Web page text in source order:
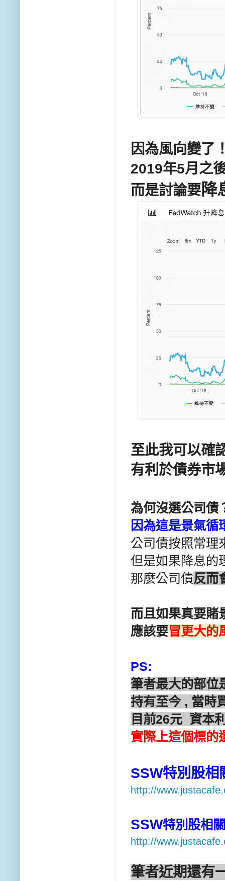
因為風向變了
2019年5月之
而是討論要降
至此我可以確
有利於債券市
為何沒選公司債
因為這是景氣循
公司債按照常理
但是如果降息的
那麼公司債反而
而且如果真要
應該要冒更大的
PS:
筆者最大的部位
持有至今 , 當時
目前26元 資本
實際上這個標的
SSW特別股相
http://
SSW特別股相
http://
筆者近期還有